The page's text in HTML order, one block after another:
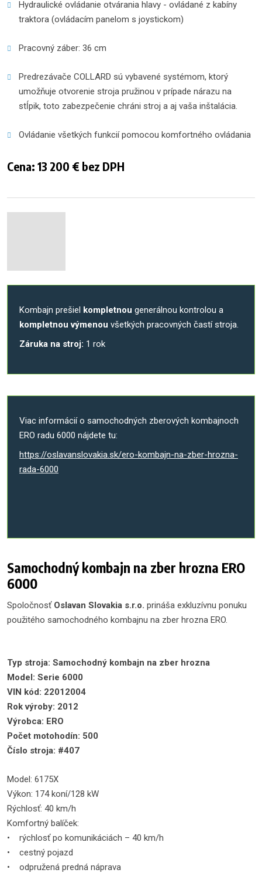
Hydraulické ovládanie otvárania hlavy - ovládané z kabíny
traktora (ovládacím panelom s joystickom)
Pracovný záber: 36 cm
Predrezávače COLLARD sú vybavené systémom, ktorý
umožňuje otvorenie stroja pružinou v prípade nárazu na
stĺpik, toto zabezpečenie chráni stroj a aj vaša inštalácia.
Ovládanie všetkých funkcií pomocou komfortného ovládania
Cena: 13 200 € bez DPH
Kombajn prešiel kompletnou generálnou kontrolou a
kompletnou výmenou všetkých pracovných častí stroja.
Záruka na stroj: 1 rok
Viac informácií o samochodných zberových kombajnoch
ERO radu 6000 nájdete tu:
https://oslavanslovakia.sk/ero-kombajn-na-zber-hrozna-
rada-6000
Samochodný kombajn na zber hrozna ERO
6000
Spoločnosť Oslavan Slovakia s.r.o. prináša exkluzívnu ponuku
použitého samochodného kombajnu na zber hrozna ERO.
Typ stroja: Samochodný kombajn na zber hrozna
Model: Serie 6000
VIN kód: 22012004
Rok výroby: 2012
Výrobca: ERO
Počet motohodín: 500
Číslo stroja: #407
Model: 6175X
Výkon: 174 koní/128 kW
Rýchlosť: 40 km/h
Komfortný balíček:
• rýchlosť po komunikáciách – 40 km/h
• cestný pojazd
• odpružená predná náprava